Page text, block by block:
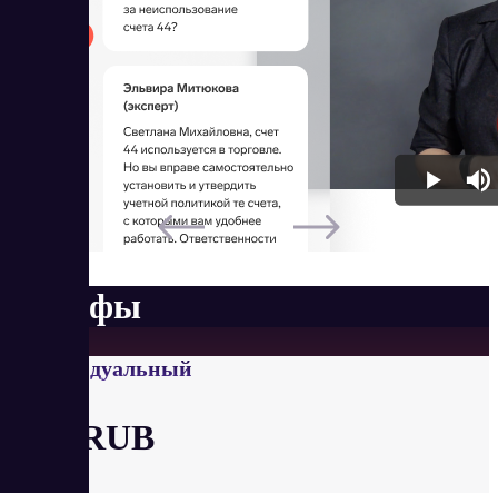
Тарифы
Индивидуальный
от 0 RUB